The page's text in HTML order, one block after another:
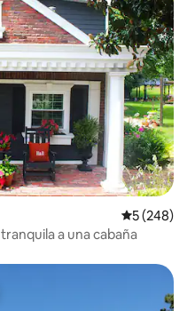
Calificación
5 (248)
a una cabaña